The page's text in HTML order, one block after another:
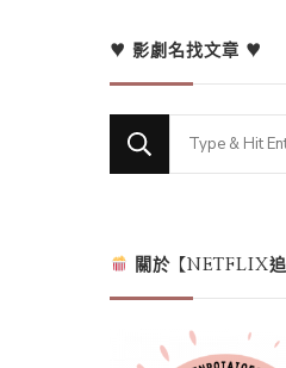
♥ 影劇名找文章 ♥
Looking
關於【NETFLIX追